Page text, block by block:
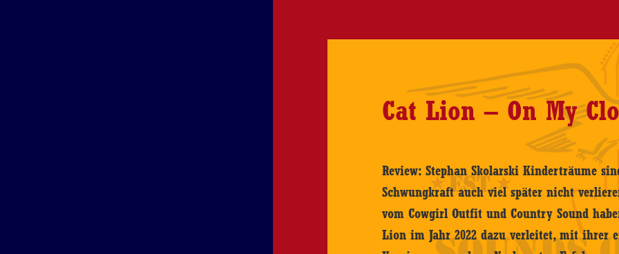
Cat Lion – On My
Review: Stephan Skolarski Kinderträume
Schwungkraft auch viel später nicht
vom Cowgirl Outfit und Country Sound
Lion im Jahr 2022 dazu verleitet, mit ihrer